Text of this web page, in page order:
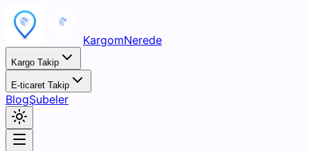
KargomNerede
Kargo Takip
E-ticaret Takip
BlogŞubeler